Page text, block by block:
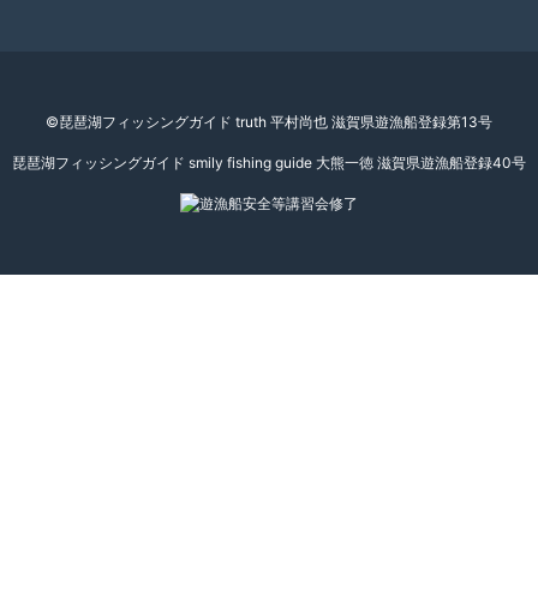
©琵琶湖フィッシングガイド truth 平村尚也 滋賀県遊漁船登録第13号
琵琶湖フィッシングガイド smily fishing guide 大熊一徳 滋賀県遊漁船登録40号